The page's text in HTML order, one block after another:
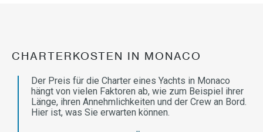
CHARTERKOSTEN IN MONACO
Der Preis für die Charter eines Yachts in Monaco
hängt von vielen Faktoren ab, wie zum Beispiel ihrer
Länge, ihren Annehmlichkeiten und der Crew an Bord.
Hier ist, was Sie erwarten können.